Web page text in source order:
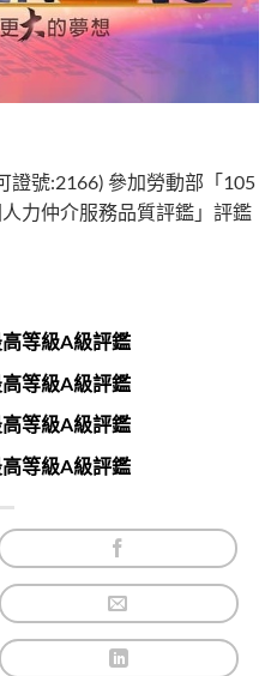
證號:2166) 參加勞動部「105
力仲介服務品質評鑑」評鑑
等級A級評鑑
等級A級評鑑
等級A級評鑑
等級A級評鑑